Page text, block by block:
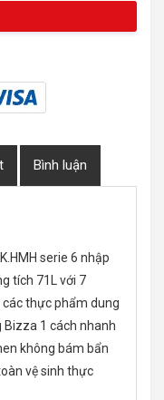
Bình luận
serie 6 nhập
tích 71L với 7
thực phẩm dung
Bizza 1 cách nhanh
không bám bẩn
vệ sinh thực